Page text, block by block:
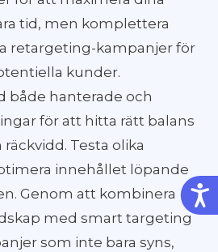
tid, men komplettera
retargeting-kampanjer för
kunder.
både hanterade och
för att hitta rätt balans
Testa olika
innehållet löpande
Genom att kombinera
med smart targeting
som inte bara syns,